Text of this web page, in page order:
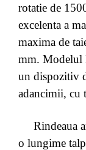
rotatie de
excelenta a
maxima de
mm. Modelul
un dispozitiv
adancimii, cu
Rindeaua
o lungime